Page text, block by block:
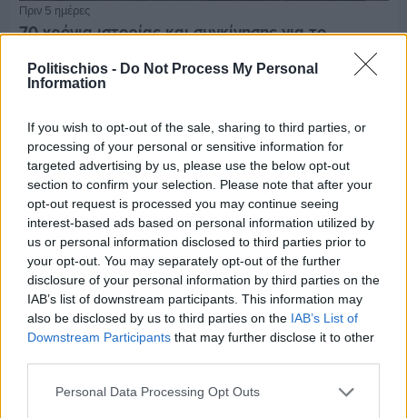
Politischios - Do Not Process My Personal
Information
If you wish to opt-out of the sale, sharing to third parties, or
processing of your personal or sensitive information for
targeted advertising by us, please use the below opt-out
section to confirm your selection. Please note that after your
opt-out request is processed you may continue seeing
interest-based ads based on personal information utilized by
us or personal information disclosed to third parties prior to
your opt-out. You may separately opt-out of the further
disclosure of your personal information by third parties on the
IAB’s list of downstream participants. This information may
also be disclosed by us to third parties on the IAB’s List of
Downstream Participants that may further disclose it to other
Personal Data Processing Opt Outs
Πριν 5 ημέρες
70 χρόνια ιστορίας και συγκίνησης για το
Πριν 5 ημέρες
Ο καιρός στη Χίο, σήμερα 3 Αυγούστου 2026